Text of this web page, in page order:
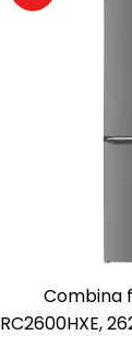
Combina
RC2600HXE,